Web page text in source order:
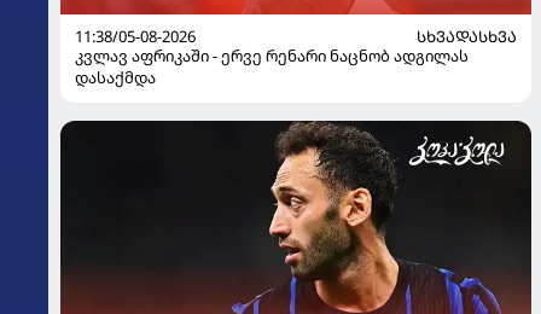
11:38/05-08-2026
ᲡᲮᲕᲐᲓᲐᲡᲮᲕᲐ
კვლავ აფრიკაში - ერვე რენარი ნაცნობ ადგილას
დასაქმდა